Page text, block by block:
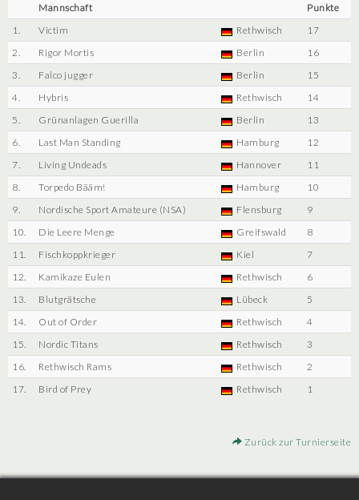
Mannschaft
Punkte
1.
Victim Rethwisch
17
2.
Rigor Mortis Berlin
16
3.
Falco jugger Berlin
15
4.
Hybris Rethwisch
14
5.
Grünanlagen Guerilla Berlin
13
6.
Last Man Standing Hamburg
12
7.
Living Undeads Hannover
11
8.
Torpedo Bääm! Hamburg
10
9.
Nordische Sport Amateure (NSA) Flensburg
9
10.
Die Leere Menge Greifswald
8
11.
Fischkoppkrieger Kiel
7
12.
Kamikaze Eulen Rethwisch
6
13.
Blutgrätsche Lübeck
5
14.
Out of Order Rethwisch
4
15.
Nordic Titans Rethwisch
3
16.
Rethwisch Rams Rethwisch
2
17.
Bird of Prey Rethwisch 1
Zurück zur Turnierseite